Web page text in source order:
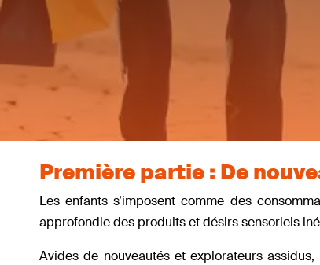
Première partie : De
Les enfants s’imposent comme des
approfondie des produits et désirs sensoriels
Avides de nouveautés et explorateurs